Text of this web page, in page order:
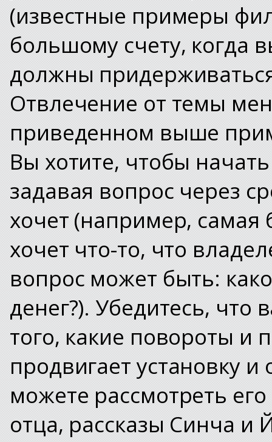
(известные примеры
большому счету, когда
должны
Отвлечение от темы
приведенном выше
Вы хотите, чтобы
задавая вопрос через
хочет (например,
хочет что-то, что
вопрос может быть:
денег?). Убедитесь, что
того, какие повороты и
продвигает установку и
можете рассмотреть
отца, рассказы Синча и